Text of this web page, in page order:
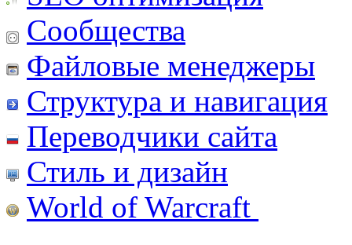
Сообщества
Файловые менеджеры
Структура и навигация
Переводчики сайта
Стиль и дизайн
World of Warcraft